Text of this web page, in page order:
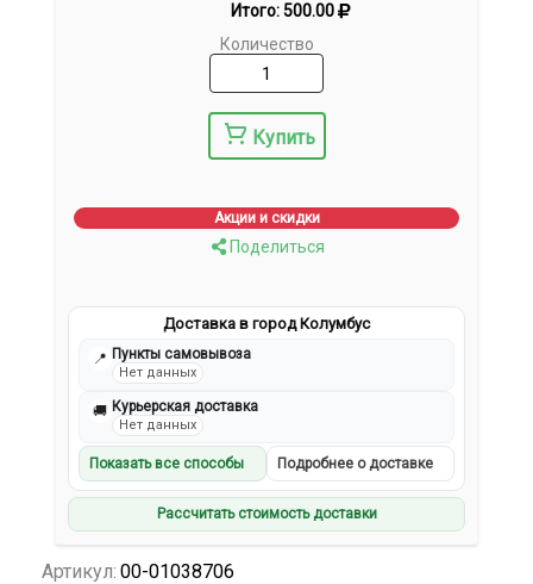
Итого:500.00
Количество
Купить
Акции и скидки
Поделиться
Доставка в город Колумбус
📍 Пункты самовывоза
Нет данных
🚚 Курьерская доставка
Нет данных
Показать все способы Подробнее о доставке
Рассчитать стоимость доставки
Артикул: 00-01038706